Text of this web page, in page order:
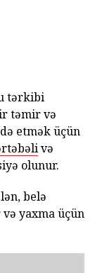
tərkibi
təmir və
etmək üçün
və
olunur.
belə
yaxma üçün